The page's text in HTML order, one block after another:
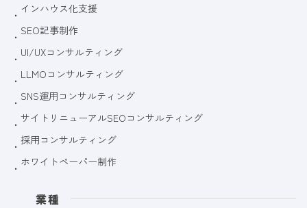
インハウス化支援
SEO記事制作
UI/UXコンサルティング
LLMOコンサルティング
SNS運用コンサルティング
サイトリニューアルSEOコンサルティング
採用コンサルティング
ホワイトペーパー制作
業種